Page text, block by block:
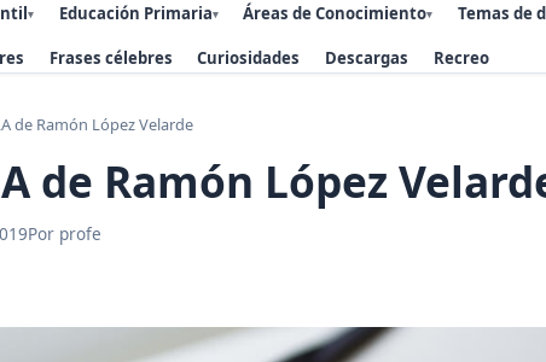
▾ Educación Primaria▾ Áreas de Conocimiento▾ Temas de
Frases célebres Curiosidades Descargas Recreo
de Ramón López Velarde
de Ramón López
Por profe